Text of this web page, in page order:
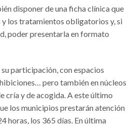
disponer de una ficha clínica que
y los tratamientos obligatorios y, si
poder presentarla en formato
participación, con espacios
pero también en núcleos
cría y de acogida. A este último
los municipios prestarán atención
horas, los 365 días. En última